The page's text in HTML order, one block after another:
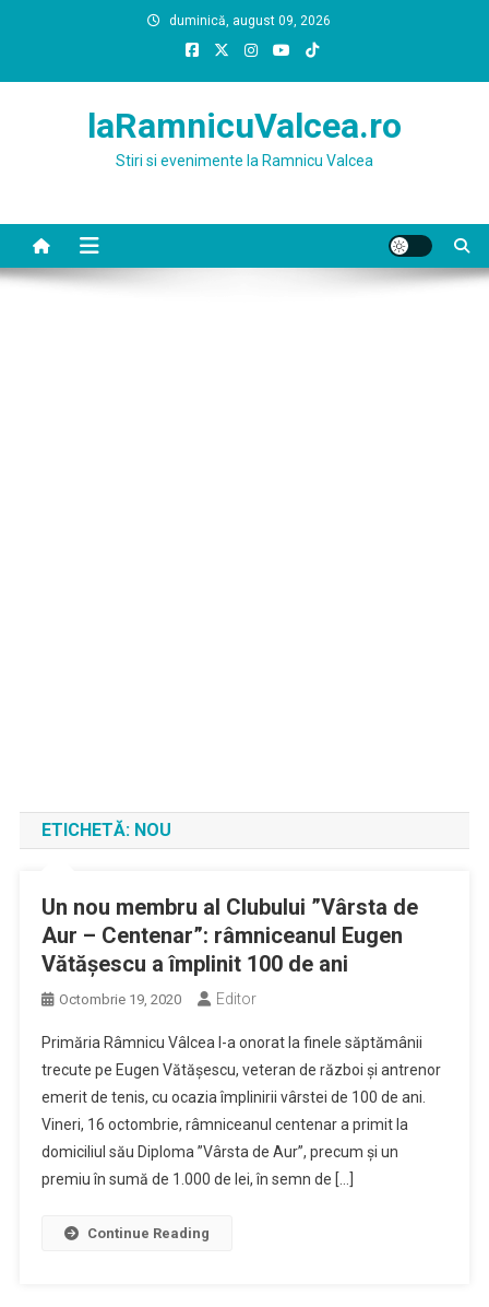
duminică, august 09, 2026
laRamnicuValcea.ro
Stiri si evenimente la Ramnicu Valcea
ETICHETĂ: NOU
Un nou membru al Clubului ”Vârsta de
Aur – Centenar”: râmniceanul Eugen
Vătăşescu a împlinit 100 de ani
Octombrie 19, 2020 Editor
Primăria Râmnicu Vâlcea l-a onorat la finele săptămânii
trecute pe Eugen Vătăşescu, veteran de război şi antrenor
emerit de tenis, cu ocazia împlinirii vârstei de 100 de ani.
Vineri, 16 octombrie, râmniceanul centenar a primit la
domiciliul său Diploma ”Vârsta de Aur”, precum şi un
premiu în sumă de 1.000 de lei, în semn de […]
Continue Reading